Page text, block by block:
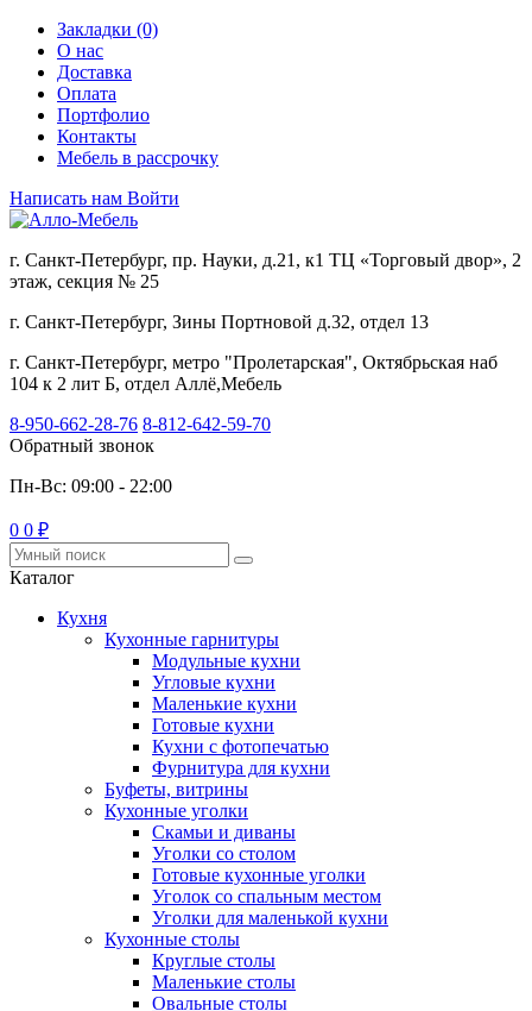
Закладки (0)
О нас
Доставка
Оплата
Портфолио
Контакты
Мебель в рассрочку
Написать нам Войти
г. Санкт-Петербург, пр. Науки, д.21, к1 ТЦ «Торговый двор», 2
этаж, секция № 25
г. Санкт-Петербург, Зины Портновой д.32, отдел 13
г. Санкт-Петербург, метро "Пролетарская", Октябрьская наб
104 к 2 лит Б, отдел Аллё,Мебель
8-950-662-28-76 8-812-642-59-70
Обратный звонок
Пн-Вс: 09:00 - 22:00
0 0 ₽
Каталог
Кухня
Кухонные гарнитуры
Модульные кухни
Угловые кухни
Маленькие кухни
Готовые кухни
Кухни с фотопечатью
Фурнитура для кухни
Буфеты, витрины
Кухонные уголки
Скамьи и диваны
Уголки со столом
Готовые кухонные уголки
Уголок со спальным местом
Уголки для маленькой кухни
Кухонные столы
Круглые столы
Маленькие столы
Овальные столы